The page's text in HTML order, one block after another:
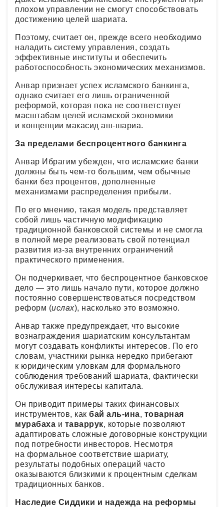
плохом управлении не смогут способствовать
достижению целей шариата.
Поэтому, считает он, прежде всего необходимо
наладить систему управления, создать
эффективные институты и обеспечить
работоспособность экономических механизмов.
Анвар признает успех исламского банкинга,
однако считает его лишь ограниченной
реформой, которая пока не соответствует
масштабам целей исламской экономики
и концепции макасид аш-шариа.
За пределами беспроцентного банкинга
Анвар Ибрагим убежден, что исламские банки
должны быть чем-то большим, чем обычные
банки без процентов, дополненные
механизмами распределения прибыли.
По его мнению, такая модель представляет
собой лишь частичную модификацию
традиционной банковской системы и не смогла
в полной мере реализовать свой потенциал
развития из-за внутренних ограничений
практического применения.
Он подчеркивает, что беспроцентное банковское
дело — это лишь начало пути, которое должно
постоянно совершенствоваться посредством
реформ (ислах), насколько это возможно.
Анвар также предупреждает, что высокие
вознаграждения шариатским консультантам
могут создавать конфликты интересов. По его
словам, участники рынка нередко прибегают
к юридическим уловкам для формального
соблюдения требований шариата, фактически
обслуживая интересы капитала.
Он приводит примеры таких финансовых
инструментов, как бай аль-ина, товарная
мурабаха и таваррук, которые позволяют
адаптировать сложные договорные конструкции
под потребности инвесторов. Несмотря
на формальное соответствие шариату,
результаты подобных операций часто
оказываются близкими к процентным сделкам
традиционных банков.
Наследие Сиддики и надежда на реформы